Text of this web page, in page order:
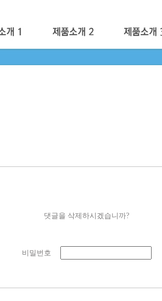
댓글을 삭제하시겠습니까?
비밀번호